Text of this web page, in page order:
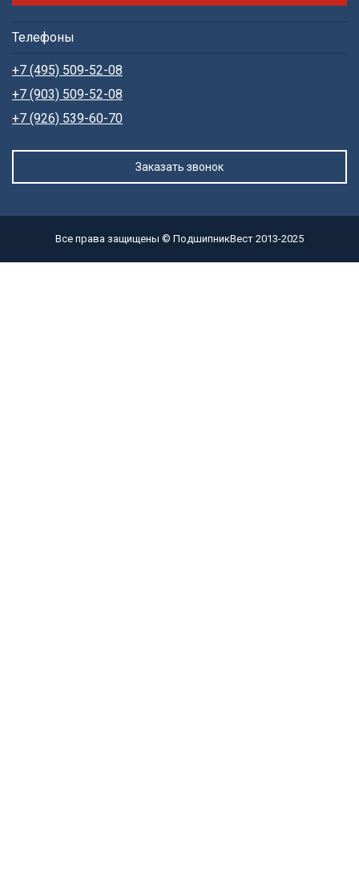
Телефоны
+7 (495) 509-52-08
+7 (903) 509-52-08
+7 (926) 539-60-70
Заказать звонок
Все права защищены © ПодшипникВест 2013-2025